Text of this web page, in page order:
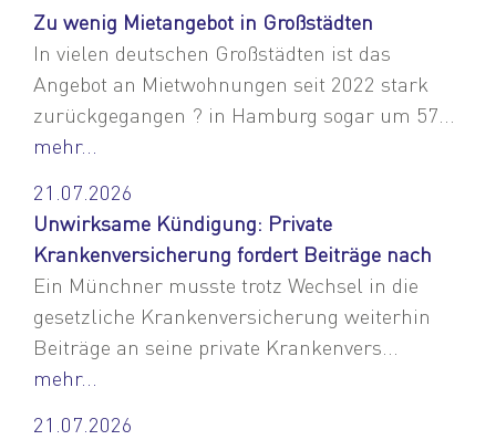
Zu wenig Mietangebot in Großstädten
In vielen deutschen Großstädten ist das
Angebot an Mietwohnungen seit 2022 stark
zurückgegangen ? in Hamburg sogar um 57...
mehr...
21.07.2026
Unwirksame Kündigung: Private
Krankenversicherung fordert Beiträge nach
Ein Münchner musste trotz Wechsel in die
gesetzliche Krankenversicherung weiterhin
Beiträge an seine private Krankenvers...
mehr...
21.07.2026